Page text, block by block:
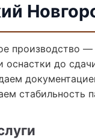
производство —
оснастки до
стабильность